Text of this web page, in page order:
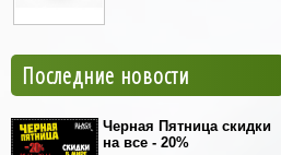
Последние новости
Черная Пятница скидки
на все - 20%